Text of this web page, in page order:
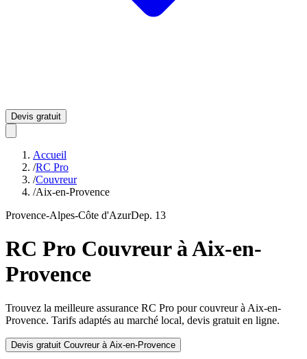
Devis gratuit
Accueil
/RC Pro
/Couvreur
/Aix-en-Provence
Provence-Alpes-Côte d'AzurDep. 13
RC Pro CouvreuràAix-en-
Provence
Trouvez la meilleure assurance RC Pro pourcouvreurà Aix-en-
Provence. Tarifs adaptés au marché local, devis gratuit en ligne.
Devis gratuit Couvreurà Aix-en-Provence